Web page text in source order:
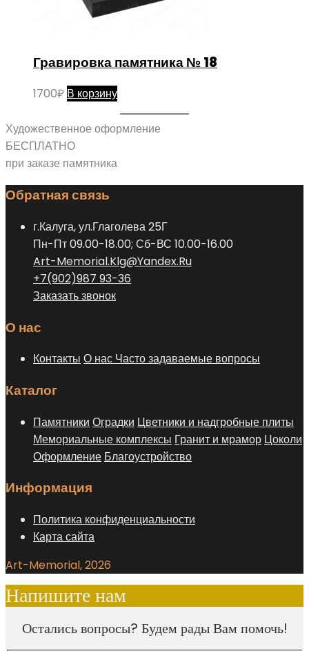
Гравировка памятника № 18
1700₽ В корзину
Художественное оформление
БЕСПЛАТНО
при заказе памятника
Обратная связь
г.Калуга, ул.Глаголева 25Г
Пн-Пт 09.00-18.00; Сб-ВС 10.00-16.00
Art-Memorial.Klg@Yandex.Ru
+7(902)987 93-36
Заказать звонок
О нас
Контакты О нас Часто задаваемые вопросы
Каталог
Памятники Оградки Цветники и надгробные плиты
Мемориальные комплексы Гранит и мрамор Цоколи
Оформление Благоустройство
Информация
Политика конфиденциальности
Карта сайта
Art-Memorial, 2026
Напишите нам
Остались вопросы? Будем рады Вам помочь!